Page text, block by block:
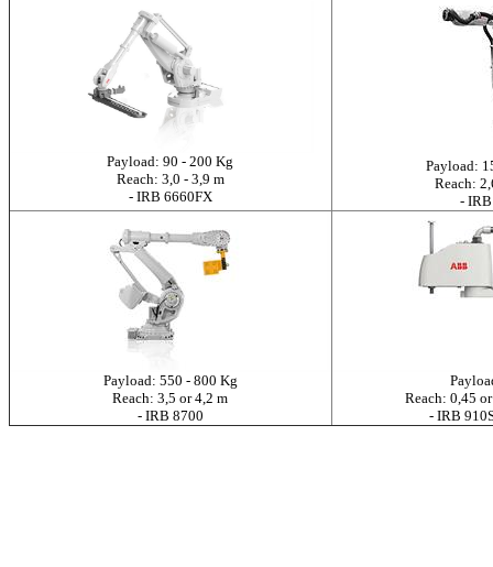
Payload: 90 - 200 Kg
Reach: 3,0 - 3,9 m
- IRB 6660FX
Payload:
Reach:
-
Payload: 550 - 800 Kg
Reach: 3,5 or 4,2 m
- IRB 8700
Reach: 0,45
- IRB